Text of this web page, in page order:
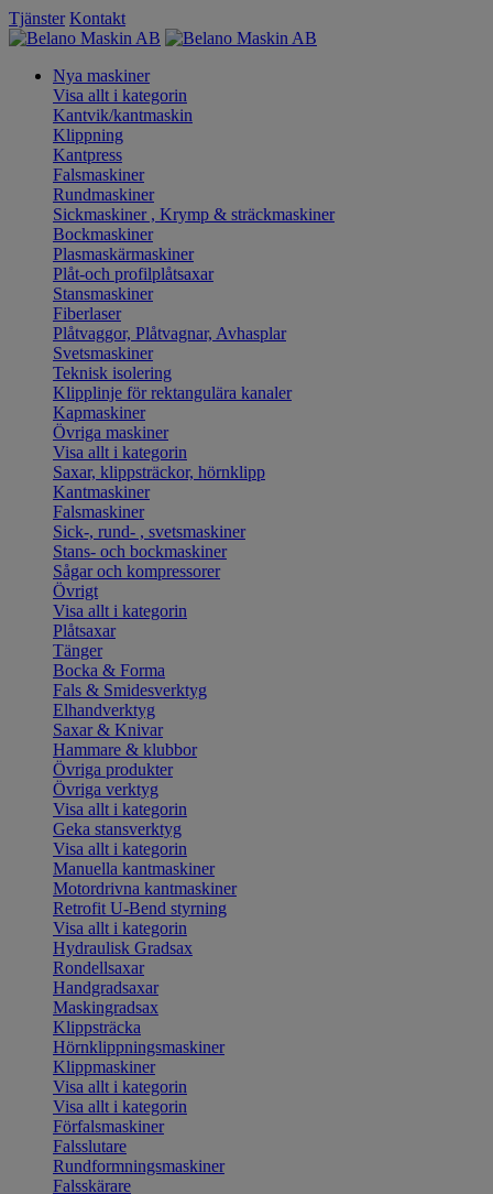
Tjänster Kontakt
Nya maskiner
Visa allt i kategorin
Kantvik/kantmaskin
Klippning
Kantpress
Falsmaskiner
Rundmaskiner
Sickmaskiner , Krymp & sträckmaskiner
Bockmaskiner
Plasmaskärmaskiner
Plåt-och profilplåtsaxar
Stansmaskiner
Fiberlaser
Plåtvaggor, Plåtvagnar, Avhasplar
Svetsmaskiner
Teknisk isolering
Klipplinje för rektangulära kanaler
Kapmaskiner
Övriga maskiner
Visa allt i kategorin
Saxar, klippsträckor, hörnklipp
Kantmaskiner
Falsmaskiner
Sick-, rund- , svetsmaskiner
Stans- och bockmaskiner
Sågar och kompressorer
Övrigt
Visa allt i kategorin
Plåtsaxar
Tänger
Bocka & Forma
Fals & Smidesverktyg
Elhandverktyg
Saxar & Knivar
Hammare & klubbor
Övriga produkter
Övriga verktyg
Visa allt i kategorin
Geka stansverktyg
Visa allt i kategorin
Manuella kantmaskiner
Motordrivna kantmaskiner
Retrofit U-Bend styrning
Visa allt i kategorin
Hydraulisk Gradsax
Rondellsaxar
Handgradsaxar
Maskingradsax
Klippsträcka
Hörnklippningsmaskiner
Klippmaskiner
Visa allt i kategorin
Visa allt i kategorin
Förfalsmaskiner
Falsslutare
Rundformningsmaskiner
Falsskärare